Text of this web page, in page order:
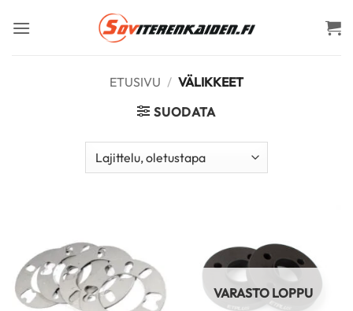
ETUSIVU / VÄLIKKEET
SUODATA
VARASTO LOPPU